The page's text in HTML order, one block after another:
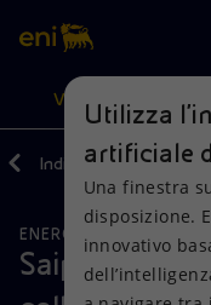
Cerca
scopri EnergIA,
artificiale.
VISIONE
Visione
Azioni
Prodotti
Indietro Media
ENERGIE RINNOVABILI
Saipem e
Utilizza
artificiale
Una finestra
disposizione.
innovativo